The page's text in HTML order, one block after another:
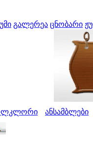
გალერეა ცნობარი
ანსამბლები